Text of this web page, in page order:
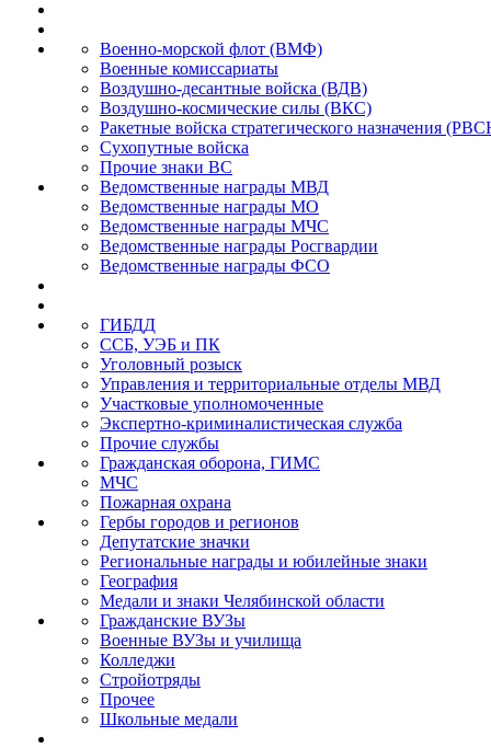
Военно-морской флот (ВМФ)
Военные комиссариаты
Воздушно-десантные войска (ВДВ)
Воздушно-космические силы (ВКС)
Ракетные войска стратегического назначения
Сухопутные войска
Прочие знаки ВС
Ведомственные награды МВД
Ведомственные награды МО
Ведомственные награды МЧС
Ведомственные награды Росгвардии
Ведомственные награды ФСО
ГИБДД
ССБ, УЭБ и ПК
Уголовный розыск
Управления и территориальные отделы МВД
Участковые уполномоченные
Экспертно-криминалистическая служба
Прочие службы
Гражданская оборона, ГИМС
МЧС
Пожарная охрана
Гербы городов и регионов
Депутатские значки
Региональные награды и юбилейные знаки
География
Медали и знаки Челябинской области
Гражданские ВУЗы
Военные ВУЗы и училища
Колледжи
Стройотряды
Прочее
Школьные медали